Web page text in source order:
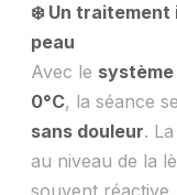
❄️ Un traitement
peau
Avec le
0°C, la séance
sans douleur.
au niveau de la
souvent réactive.